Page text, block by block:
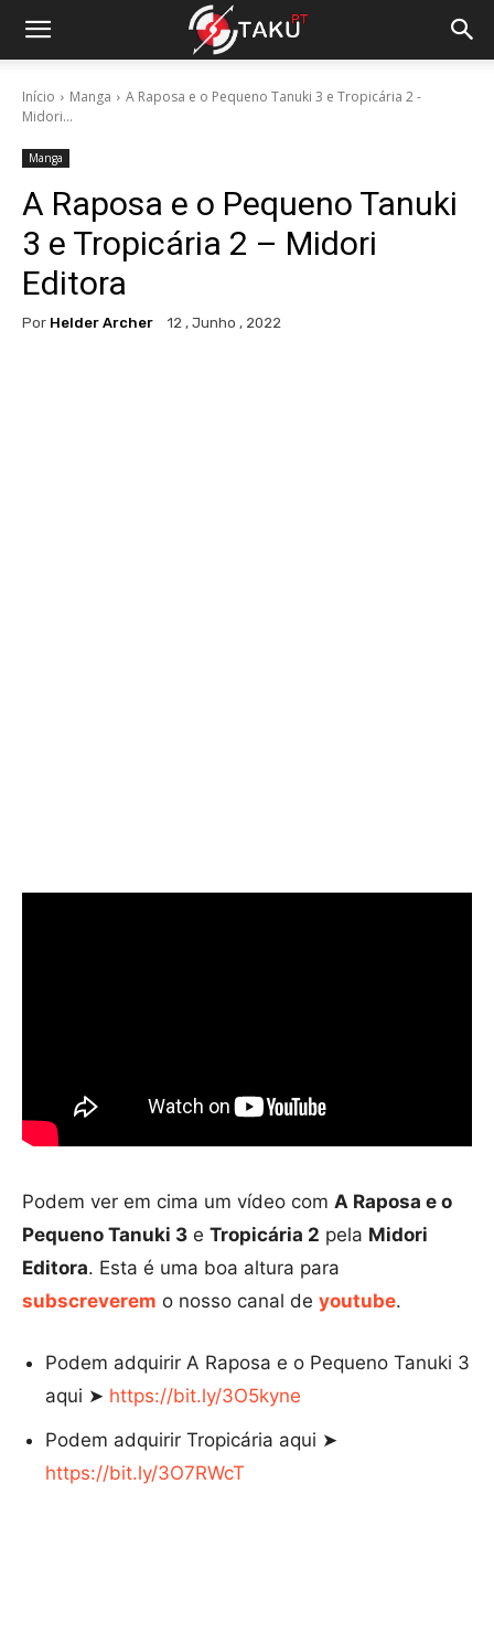
Início Manga
A Raposa e o Pequeno Tanuki 3 e Tropicária 2 -
Midori...
Manga
A Raposa e o Pequeno Tanuki
3 e Tropicária 2 – Midori
Editora
Por Helder Archer 12 , Junho , 2022
Podem ver em cima um vídeo com A Raposa e o
Pequeno Tanuki 3 e Tropicária 2 pela Midori
Editora. Esta é uma boa altura para
subscreverem o nosso canal de youtube.
Podem adquirir A Raposa e o Pequeno Tanuki 3
aqui ➤ https://bit.ly/3O5kyne
Podem adquirir Tropicária aqui ➤
https://bit.ly/3O7RWcT